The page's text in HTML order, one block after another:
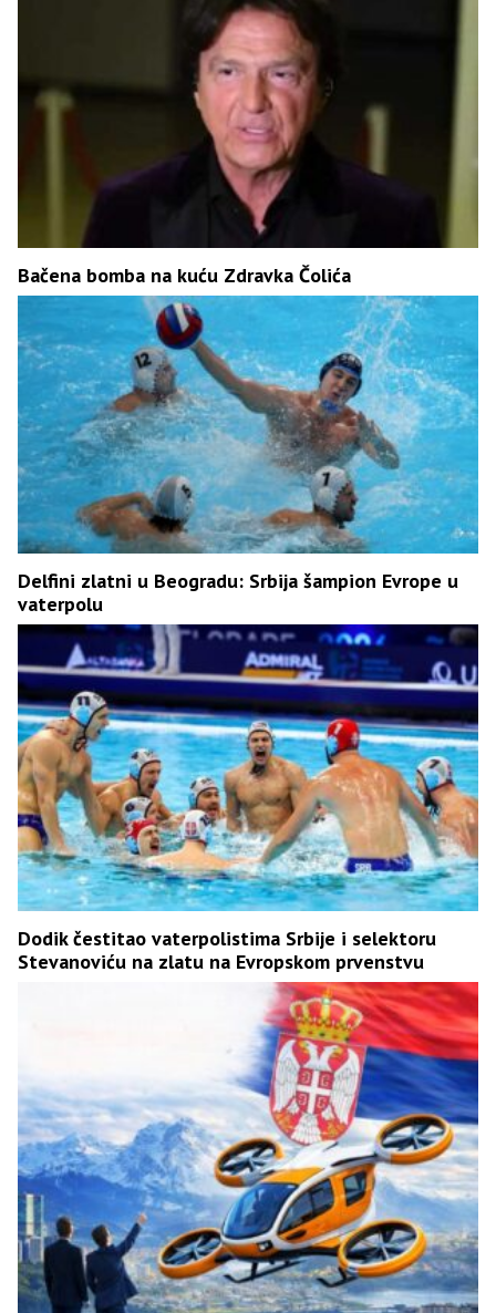
Bačena bomba na kuću Zdravka Čolića
Delfini zlatni u Beogradu: Srbija šampion Evrope u
vaterpolu
Dodik čestitao vaterpolistima Srbije i selektoru
Stevanoviću na zlatu na Evropskom prvenstvu